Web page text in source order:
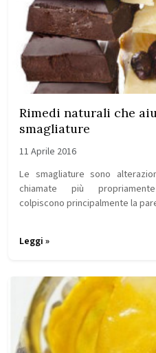
Rimedi naturali che
smagliature
11 Aprile 2016
Le smagliature sono
chiamate più
colpiscono principalmente la
Leggi »